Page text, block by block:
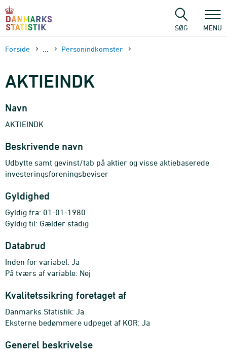
sidens
SØG MENU
Forside Personindkomster
AKTIEINDK
Navn
AKTIEINDK
Beskrivende navn
Udbytte samt gevinst/tab på aktier og visse aktiebaserede
investeringsforeningsbeviser
Gyldighed
Gyldig fra: 01-01-1980
Gyldig til: Gælder stadig
Databrud
Inden for variabel: Ja
På tværs af variable: Nej
Kvalitetssikring foretaget af
Danmarks Statistik: Ja
Eksterne bedømmere udpeget af KOR: Ja
Generel beskrivelse